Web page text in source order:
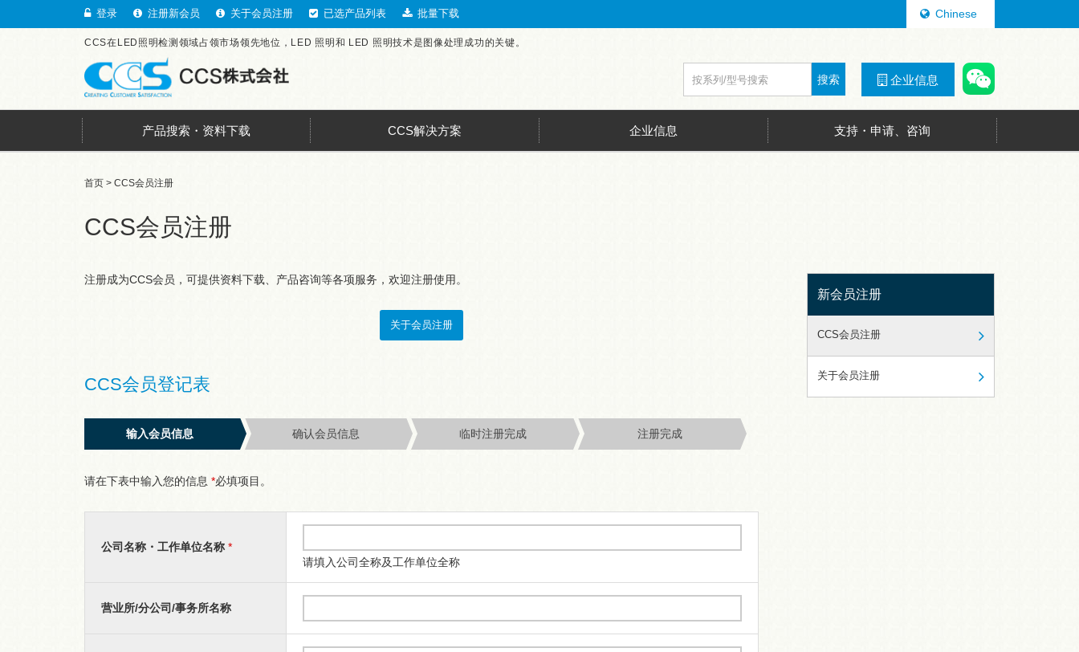
登录 注册新会员 关于会员注册 已选产品列表 批量下载 Chinese
CCS在LED照明检测领域占领市场领先地位，LED 照明和 LED 照明技术是图像处理成功的关键。
企业信息
搜索
产品搜索・资料下载 CCS解决方案 企业信息 支持・申请、咨询
首页 > CCS会员注册
CCS会员注册
注册成为CCS会员，可提供资料下载、产品咨询等各项服务，欢迎注册使用。
关于会员注册
CCS会员登记表
输入会员信息 确认会员信息 临时注册完成 注册完成
请在下表中输入您的信息 *必填项目。
公司名称・工作单位名称 *
请填入公司全称及工作单位全称
营业所/分公司/事务所名称
新会员注册
CCS会员注册
关于会员注册